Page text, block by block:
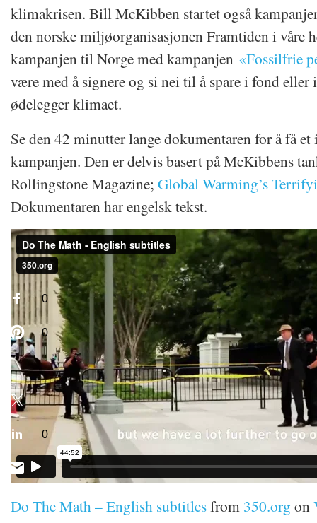
0
0
0
klimakrisen. Bill McKibben startet også
den norske miljøorganisasjonen Framtiden i våre
kampanjen til Norge med kampanjen «Fossilfrie
være med å signere og si nei til å spare i fond eller
ødelegger klimaet.
Se den 42 minutter lange dokumentaren for å få
kampanjen. Den er delvis basert på McKibbens
Rollingstone Magazine; Global Warming’s
Dokumentaren har engelsk tekst.
Do The Math – English subtitlesfrom 350.org on